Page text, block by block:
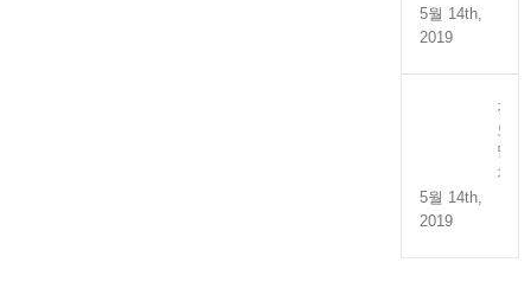
5월 14th,
2019
전
도
멸
치
5월 14th,
2019